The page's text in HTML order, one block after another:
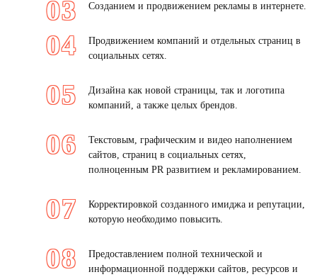
Созданием и продвижением рекламы в интернете.
Продвижением компаний и отдельных страниц в
социальных сетях.
Дизайна как новой страницы, так и логотипа
компаний, а также целых брендов.
Текстовым, графическим и видео наполнением
сайтов, страниц в социальных сетях,
полноценным PR развитием и рекламированием.
Корректировкой созданного имиджа и репутации,
которую необходимо повысить.
Предоставлением полной технической и
информационной поддержки сайтов, ресурсов и